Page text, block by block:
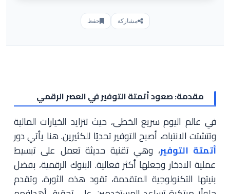
مشاركة حفظ
مقدمة: صعود أتمتة التوفير في العصر الرقمي
في عالم اليوم سريع الخطى، حيث تتزايد الخيارات المالية
وتتشتت الانتباه، أصبح التوفير تحديًا للكثيرين. هنا يأتي دور
أتمتة التوفير، وهي تقنية حديثة تعمل على تبسيط
عملية الادخار وجعلها أكثر فعالية. البنوك الرقمية، بفضل
بنيتها التكنولوجية المتقدمة، تقود هذه الثورة، وتقدم